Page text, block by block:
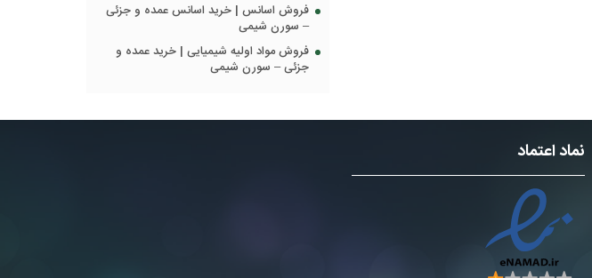
فروش اسانس | خرید اسانس عمده و جزئی
– سورن شیمی
فروش مواد اولیه شیمیایی | خرید عمده و
جزئی – سورن شیمی
نماد اعتماد